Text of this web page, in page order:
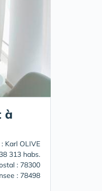
à
Karl OLIVE
313 habs.
: 78300
: 78498